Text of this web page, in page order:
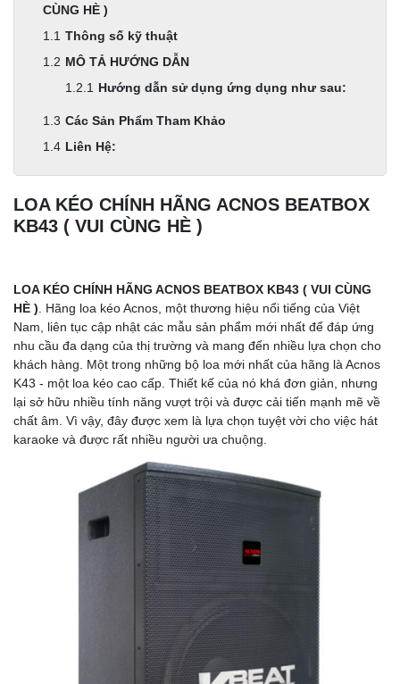
CÙNG HÈ )
Thông số kỹ thuật
MÔ TẢ HƯỚNG DẪN
Hướng dẫn sử dụng ứng dụng như sau:
Các Sản Phẩm Tham Khảo
Liên Hệ:
LOA KÉO CHÍNH HÃNG ACNOS BEATBOX
KB43 ( VUI CÙNG HÈ )
LOA KÉO CHÍNH HÃNG ACNOS BEATBOX KB43 ( VUI CÙNG
HÈ ). Hãng loa kéo Acnos, một thương hiệu nổi tiếng của Việt
Nam, liên tục cập nhật các mẫu sản phẩm mới nhất để đáp ứng
nhu cầu đa dạng của thị trường và mang đến nhiều lựa chọn cho
khách hàng. Một trong những bộ loa mới nhất của hãng là Acnos
K43 - một loa kéo cao cấp. Thiết kế của nó khá đơn giản, nhưng
lại sở hữu nhiều tính năng vượt trội và được cải tiến mạnh mẽ về
chất âm. Vì vậy, đây được xem là lựa chọn tuyệt vời cho việc hát
karaoke và được rất nhiều người ưa chuộng.